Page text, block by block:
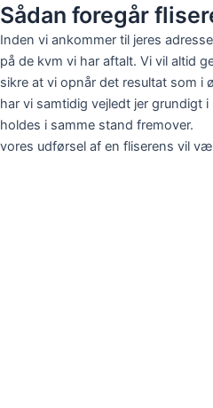
Sådan foregår
Inden vi ankommer til jeres
på de kvm vi har aftalt. Vi vil altid
sikre at vi opnår det resultat som i
har vi samtidig vejledt jer grundigt
holdes i samme stand fremover.
vores udførsel af en fliserens vil